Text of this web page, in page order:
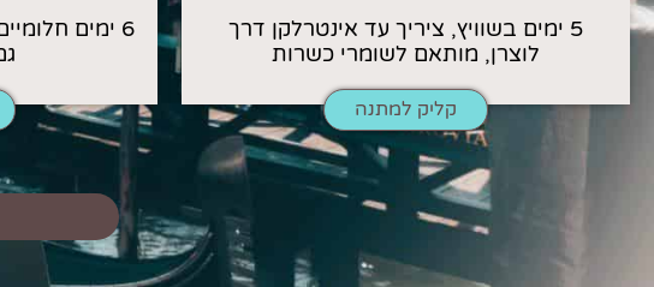
5 ימים בשוויץ, ציריך עד אינטרלקן דרך
לוצרן, מותאם לשומרי כשרות
קליק למתנה
6 ימים